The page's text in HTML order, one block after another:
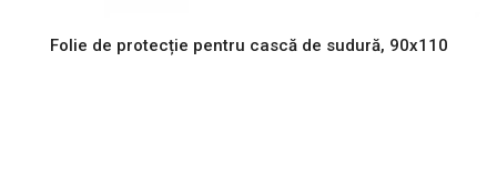
Folie de protecție pentru cască de sudură, 90x110